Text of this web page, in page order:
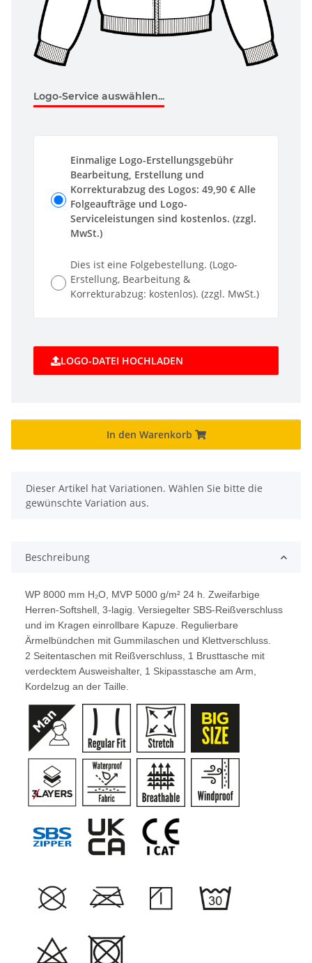
Logo-Service auswählen...
Einmalige Logo-Erstellungsgebühr
Bearbeitung, Erstellung und
Korrekturabzug des Logos: 49,90 € Alle
Folgeaufträge und Logo-
Serviceleistungen sind kostenlos. (zzgl.
MwSt.)
Dies ist eine Folgebestellung. (Logo-
Erstellung, Bearbeitung &
Korrekturabzug: kostenlos). (zzgl. MwSt.)
LOGO-DATEI HOCHLADEN
In den Warenkorb
x
Dieser Artikel hat Variationen. Wählen Sie bitte die
gewünschte Variation aus.
Beschreibung
WP 8000 mm H₂O, MVP 5000 g/m² 24 h. Zweifarbige
Herren-Softshell, 3-lagig. Versiegelter SBS-Reißverschluss
und im Kragen einrollbare Kapuze. Regulierbare
Ärmelbündchen mit Gummilaschen und Klettverschluss.
2 Seitentaschen mit Reißverschluss, 1 Brusttasche mit
verdecktem Ausweishalter, 1 Skipasstasche am Arm,
Kordelzug an der Taille.